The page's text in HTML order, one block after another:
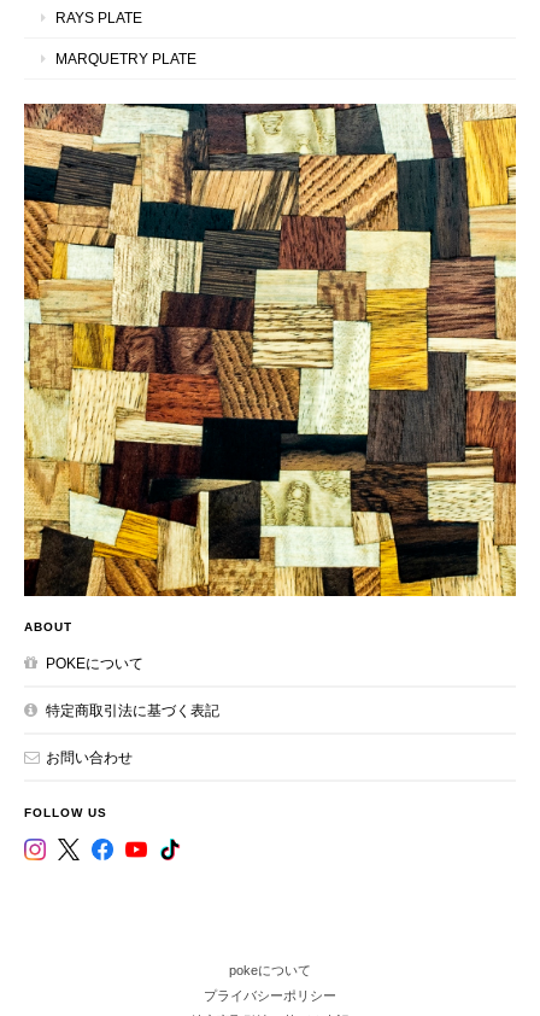
RAYS PLATE
MARQUETRY PLATE
ABOUT
POKEについて
特定商取引法に基づく表記
お問い合わせ
FOLLOW US
pokeについて
プライバシーポリシー